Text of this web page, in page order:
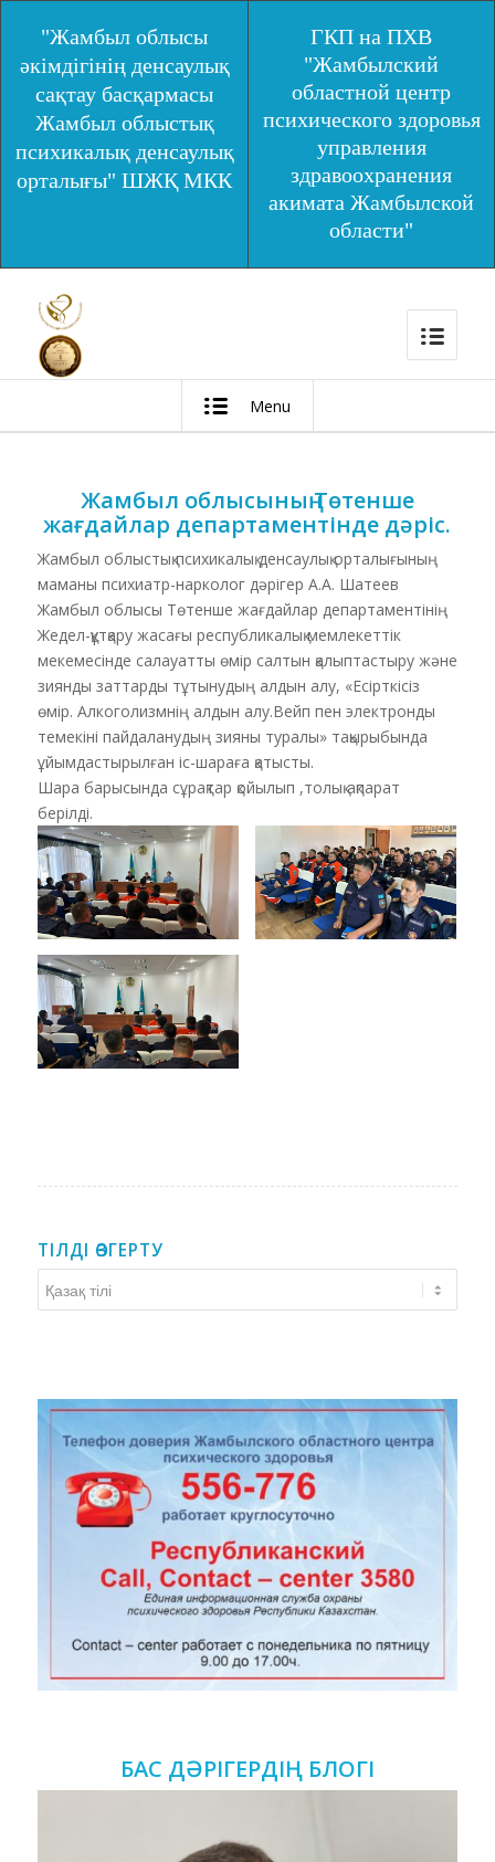
"Жамбыл облысы
әкімдігінің денсаулық
сақтау басқармасы
Жамбыл облыстық
психикалық денсаулық
орталығы" ШЖҚ МКК
ГКП на ПХВ
"Жамбылский
областной центр
психического здоровья
управления
здравоохранения
акимата Жамбылской
области"
Menu
Жамбыл облысының Төтенше
жағдайлар департаментінде дәріс.
Жамбыл облыстық психикалық денсаулық орталығының
маманы психиатр-нарколог дәрігер А.А. Шатеев
Жамбыл облысы Төтенше жағдайлар департаментінің
Жедел-құтқару жасағы республикалық мемлекеттік
мекемесінде салауатты өмір салтын қалыптастыру және
зиянды заттарды тұтынудың алдын алу, «Есірткісіз
өмір. Алкоголизмнің алдын алу.Вейп пен электронды
темекіні пайдаланудың зияны туралы» тақырыбында
ұйымдастырылған іс-шараға қатысты.
Шара барысында сұрақтар қойылып ,толық ақпарат
берілді.
ТІЛДІ ӨЗГЕРТУ
өзгерту
БАС ДӘРІГЕРДІҢ БЛОГІ